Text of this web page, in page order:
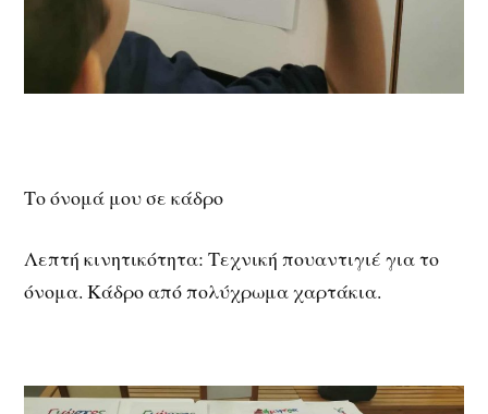
Το όνομά μου σε κάδρο
Λεπτή κινητικότητα: Τεχνική πουαντιγιέ για το
όνομα. Κάδρο από πολύχρωμα χαρτάκια.